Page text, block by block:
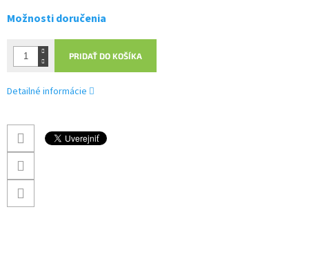
Možnosti doručenia
PRIDAŤ DO KOŠÍKA
Detailné informácie